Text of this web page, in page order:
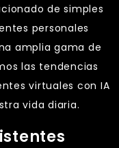
de simples
personales
amplia gama de
las tendencias
virtuales con IA
vida diaria.